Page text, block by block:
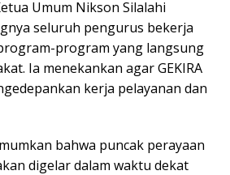
Umum Nikson Silalahi
seluruh pengurus bekerja
program yang langsung
Ia menekankan agar GEKIRA
kerja pelayanan dan
bahwa puncak perayaan
digelar dalam waktu dekat